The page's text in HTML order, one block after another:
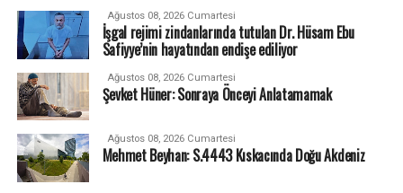
Ağustos 08, 2026 Cumartesi
İşgal rejimi zindanlarında tutulan Dr. Hüsam Ebu
Safiyye’nin hayatından endişe ediliyor
Ağustos 08, 2026 Cumartesi
Şevket Hüner: Sonraya Önceyi Anlatamamak
Ağustos 08, 2026 Cumartesi
Mehmet Beyhan: S.4443 Kıskacında Doğu Akdeniz